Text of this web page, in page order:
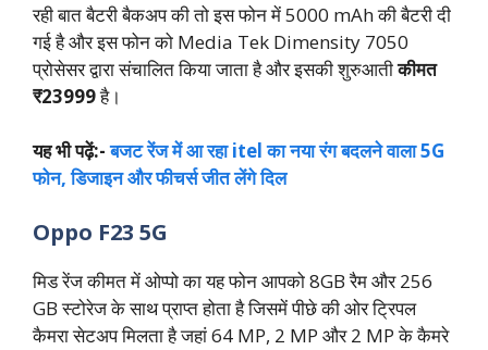
रही बात बैटरी बैकअप की तो इस फोन में 5000 mAh की बैटरी दी
गई है और इस फोन को Media Tek Dimensity 7050
प्रोसेसर द्वारा संचालित किया जाता है और इसकी शुरुआतीकीमत
₹23999है।
यह भी पढ़ें:-बजट रेंज में आ रहा itel का नया रंग बदलने वाला 5G
फोन, डिजाइन और फीचर्स जीत लेंगे दिल
Oppo F23 5G
मिड रेंज कीमत में ओप्पो का यह फोन आपको 8GB रैम और 256
GB स्टोरेज के साथ प्राप्त होता है जिसमें पीछे की ओर ट्रिपल
कैमरा सेटअप मिलता है जहां 64 MP, 2 MP और 2 MP के कैमरे